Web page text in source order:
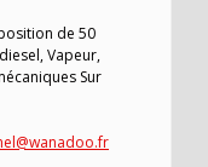
de 50
Vapeur,
Sur